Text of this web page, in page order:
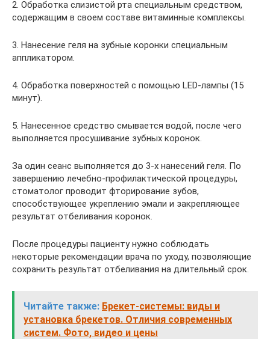
2. Обработка слизистой рта специальным средством,
содержащим в своем составе витаминные комплексы.
3. Нанесение геля на зубные коронки специальным
аппликатором.
4. Обработка поверхностей с помощью LED-лампы (15
минут).
5. Нанесенное средство смывается водой, после чего
выполняется просушивание зубных коронок.
За один сеанс выполняется до 3-х нанесений геля. По
завершению лечебно-профилактической процедуры,
стоматолог проводит фторирование зубов,
способствующее укреплению эмали и закрепляющее
результат отбеливания коронок.
После процедуры пациенту нужно соблюдать
некоторые рекомендации врача по уходу, позволяющие
сохранить результат отбеливания на длительный срок.
Читайте также: Брекет-системы: виды и
установка брекетов. Отличия современных
систем. Фото, видео и цены